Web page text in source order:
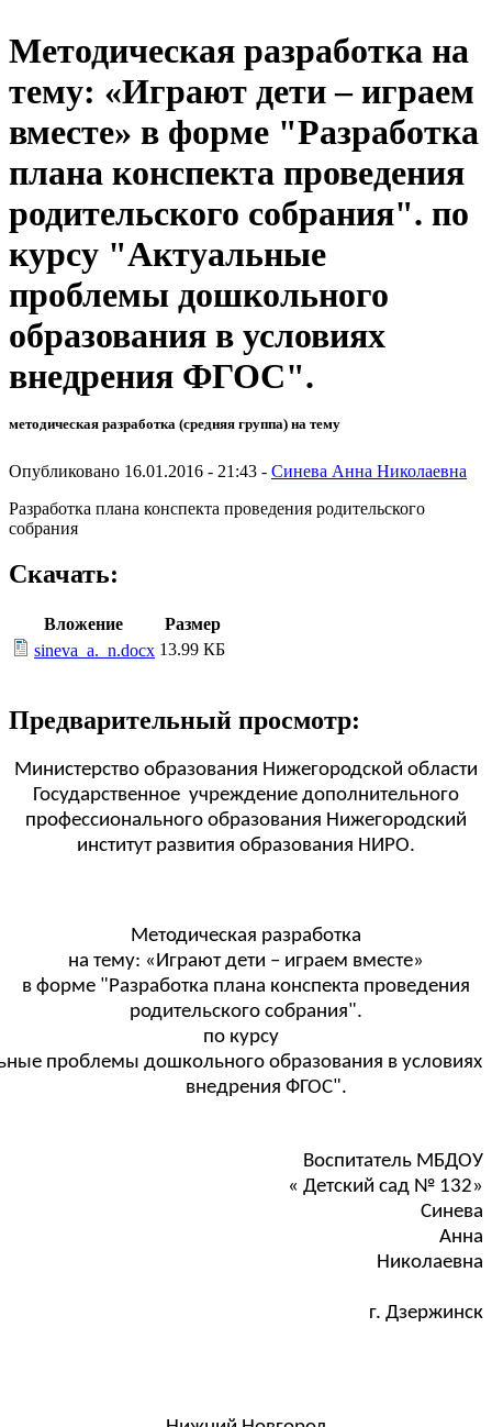
Методическая разработка на
тему: «Играют дети – играем
вместе» в форме "Разработка
плана конспекта проведения
родительского собрания". по
курсу "Актуальные
проблемы дошкольного
образования в условиях
внедрения ФГОС".
методическая разработка (средняя группа) на тему
Опубликовано 16.01.2016 - 21:43 - Синева Анна Николаевна
Разработка плана конспекта проведения родительского
собрания
Скачать:
Вложение
Размер
sineva_a._n.docx 13.99 КБ
Предварительный просмотр:
Министерство образования Нижегородской области
Государственное учреждение дополнительного
профессионального образования Нижегородский
институт развития образования НИРО.
Методическая разработка
на тему: «Играют дети – играем вместе»
в форме "Разработка плана конспекта проведения
родительского собрания".
по курсу
проблемы дошкольного образования в условиях
внедрения ФГОС".
Воспитатель МБДОУ
« Детский сад № 132»
Синева
Анна
Николаевна
г. Дзержинск